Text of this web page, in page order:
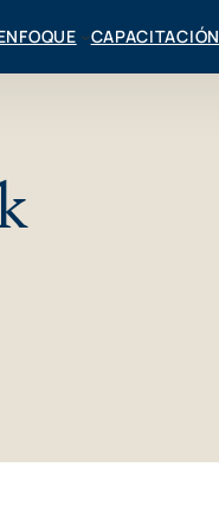
CAPACITACIÓN